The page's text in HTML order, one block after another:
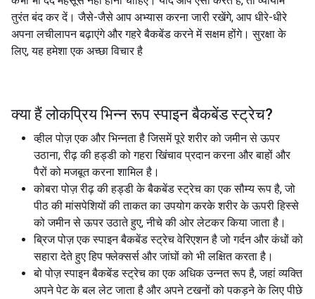
तुरंत बंद कर दें। जैसे-जैसे आप अभ्यास करना जारी रखेंगे, आप धीरे-धीरे
अपना लचीलापन बढ़ाएंगे और गहरे बैकबेंड करने में सक्षम होंगे। सुरक्षा के
लिए, यह हमेशा एक अच्छा विचार है
क्या हैं लोकप्रिय भिन्न रूप स्पाइन बैकबेंड स्ट्रेच?
व्हील पोज़ एक और भिन्नता है जिसमें पूरे शरीर को जमीन से ऊपर
उठाना, रीढ़ की हड्डी को गहरा खिंचाव प्रदान करना और बाहों और
पैरों को मजबूत करना शामिल है।
कोबरा पोज़ रीढ़ की हड्डी के बैकबेंड स्ट्रेच का एक सौम्य रूप है, जो
पीठ की मांसपेशियों की ताकत का उपयोग करके शरीर के ऊपरी हिस्से
को जमीन से ऊपर उठाते हुए, नीचे की ओर लेटकर किया जाता है।
ब्रिज पोज़ एक स्पाइन बैकबेंड स्ट्रेच वेरिएशन है जो गर्दन और कंधों को
सहारा देते हुए हिप फ्लेक्सर्स और जांघों को भी लक्षित करता है।
बो पोज़ स्पाइन बैकबेंड स्ट्रेच का एक अधिक उन्नत रूप है, जहां व्यक्ति
अपने पेट के बल लेट जाता है और अपने टखनों को पकड़ने के लिए पीछे